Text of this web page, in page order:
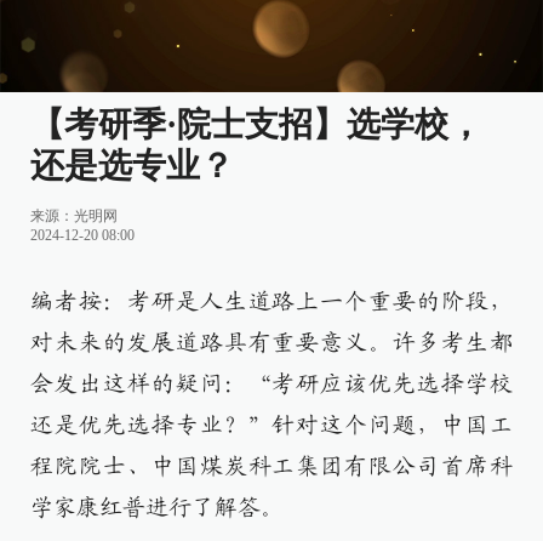
Video
【考研季·院士支招】选学校，
还是选专业？
来源： 光明网
2024-12-20 08:00
编者按：考研是人生道路上一个重要的阶段，
对未来的发展道路具有重要意义。许多考生都
会发出这样的疑问：“考研应该优先选择学校
还是优先选择专业？”针对这个问题，中国工
程院院士、中国煤炭科工集团有限公司首席科
学家康红普进行了解答。